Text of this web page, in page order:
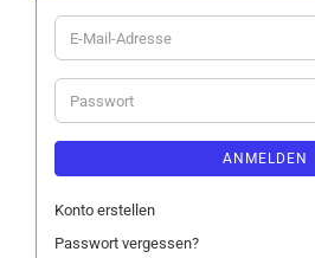
E-
Mail-
Adresse
Passwort
ANMELDEN
Konto erstellen
Passwort vergessen?